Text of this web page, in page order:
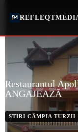
Restaurantul
ANGAJEAZĂ
ȘTIRI CÂMPIA TURZII